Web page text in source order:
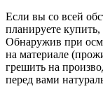
Если вы со всей
планируете
Обнаружив при
на материале
грешить на
перед вами